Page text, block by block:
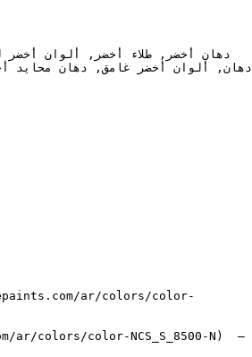
ar/colors/color-
ar/colors/color-NCS_S_8500-N)  —